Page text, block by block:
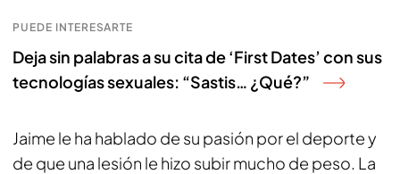
PUEDE INTERESARTE
Deja sin palabras a su cita de ‘First Dates’ con sus
tecnologías sexuales: “Sastis… ¿Qué?”
Jaime le ha hablado de su pasión por el deporte y
de que una lesión le hizo subir mucho de peso. La